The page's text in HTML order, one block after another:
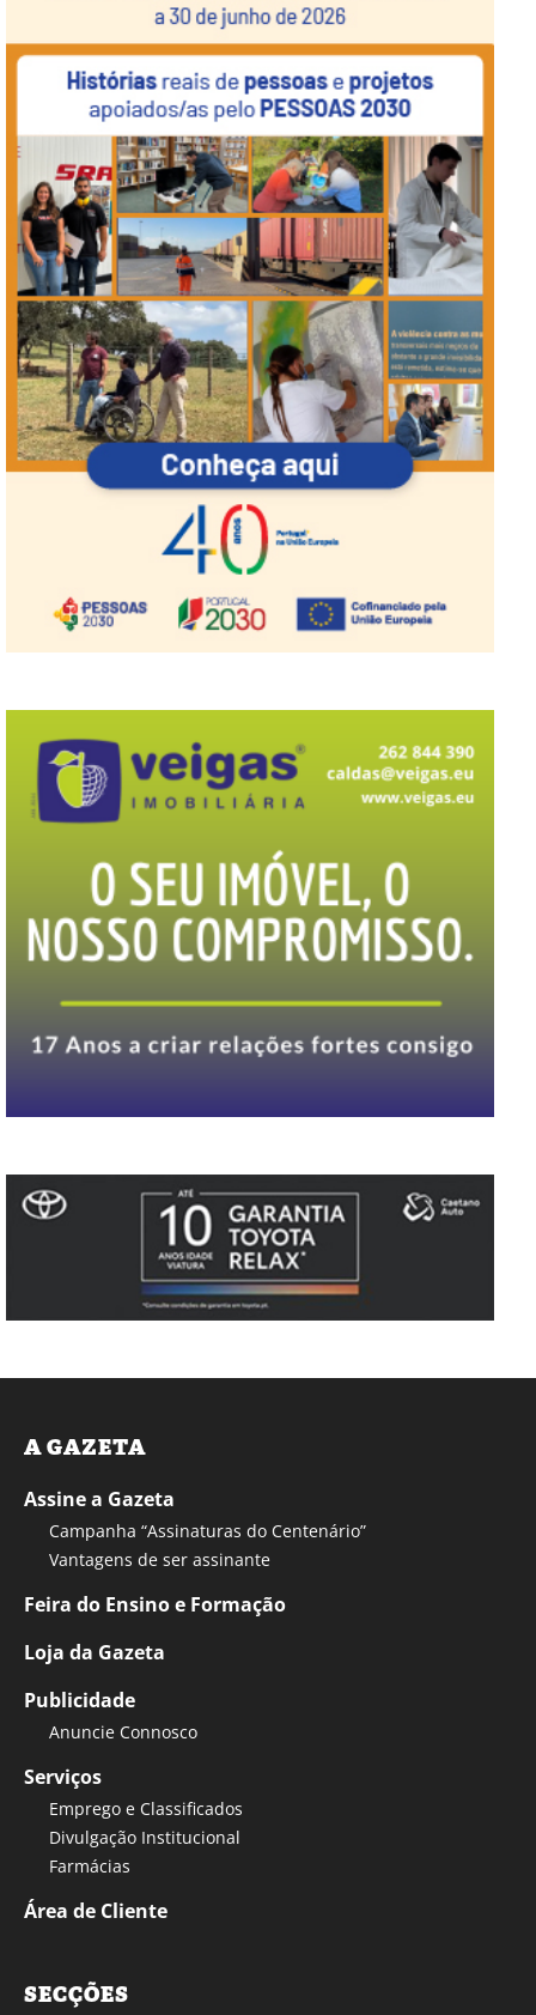
A GAZETA
Assine a Gazeta
Campanha “Assinaturas do Centenário”
Vantagens de ser assinante
Feira do Ensino e Formação
Loja da Gazeta
Publicidade
Anuncie Connosco
Serviços
Emprego e Classificados
Divulgação Institucional
Farmácias
Área de Cliente
SECÇÕES